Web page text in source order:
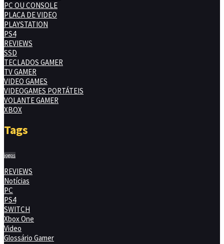
PC OU CONSOLE
PLACA DE VIDEO
PLAYSTATION
PS4
REVIEWS
SSD
TECLADOS GAMER
TV GAMER
VIDEO GAMES
VIDEOGAMES PORTÁTEIS
VOLANTE GAMER
XBOX
Tags
jogos
REVIEWS
Notícias
PC
PS4
SWITCH
Xbox One
Video
Glossário Gamer